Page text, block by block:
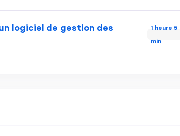
logiciel de gestion des
1 heure 5
min